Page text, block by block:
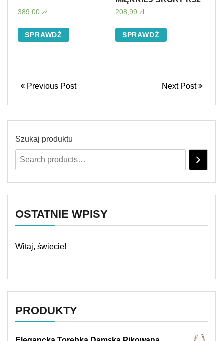
389,00 zł
SPRAWDŹ
208,99 zł
SPRAWDŹ
Previous Post Next Post
Szukaj produktu
OSTATNIE WPISY
Witaj, świecie!
PRODUKTY